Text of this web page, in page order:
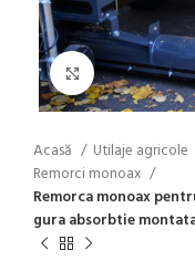
Click to enlarge
Acasă Utilaje agricole
Remorci monoax
Remorca monoax
gura absorbtie